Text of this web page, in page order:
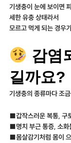
기생충이 눈에 보이면
세한 유충 상태라서
모르고 먹게 되는 경우
감염
길까요?
기생충의 종류마다 조
■갑작스러운 복통, 구
■명치 부근 통증, 소화
■몸살감기처럼 몸이